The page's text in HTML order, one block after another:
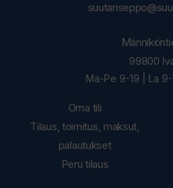
Oma tili
Tilaus, toimitus, maksut,
palautukset
Peru tilaus
99800
Ma-Pe 9-19 | La 9-